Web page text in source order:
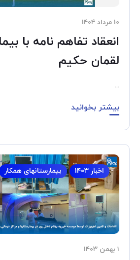
۱۰ مرداد ۱۴۰۴
انعقاد تفاهم نامه با
لقمان حکیم
...
بیشتر بخوانید
اخبار ۱۴۰۳ بیمارستانهای همکار
۱ بهمن ۱۴۰۳